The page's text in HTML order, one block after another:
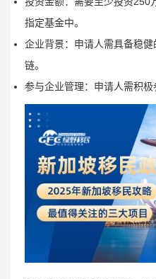
指定基金中。
企业背景：申请人需具备稳
链。
参与企业管理：申请人需积极